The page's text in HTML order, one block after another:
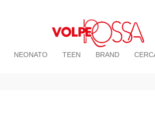
NEONATO TEEN BRAND